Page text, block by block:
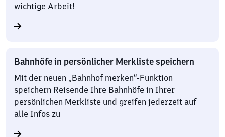
wichtige Arbeit!
Bahnhöfe in persönlicher Merkliste speichern
Mit der neuen „Bahnhof merken“-Funktion
speichern Reisende Ihre Bahnhöfe in Ihrer
persönlichen Merkliste und greifen jederzeit auf
alle Infos zu